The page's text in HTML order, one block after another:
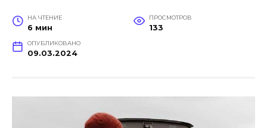
НА ЧТЕНИЕ
6 мин
ПРОСМОТРОВ
133
ОПУБЛИКОВАНО
09.03.2024